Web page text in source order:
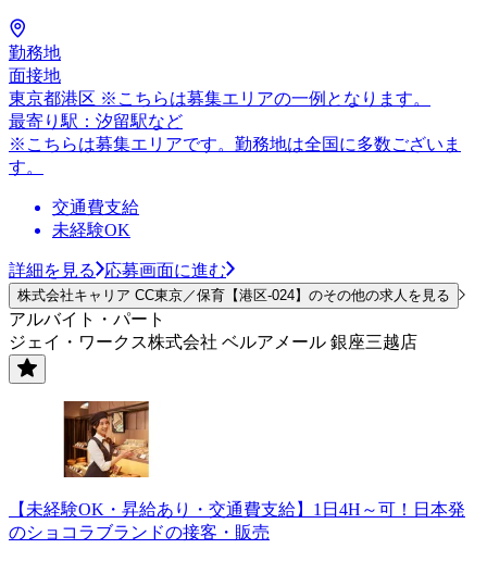
勤務地
面接地
東京都港区 ※こちらは募集エリアの一例となります。
最寄り駅：汐留駅など
※こちらは募集エリアです。勤務地は全国に多数ございま
す。
交通費支給
未経験OK
詳細を見る 応募画面に進む
株式会社キャリア CC東京／保育【港区-024】のその他の求人を見る
アルバイト・パート
ジェイ・ワークス株式会社 ベルアメール 銀座三越店
【未経験OK・昇給あり・交通費支給】1日4H～可！日本発
のショコラブランドの接客・販売